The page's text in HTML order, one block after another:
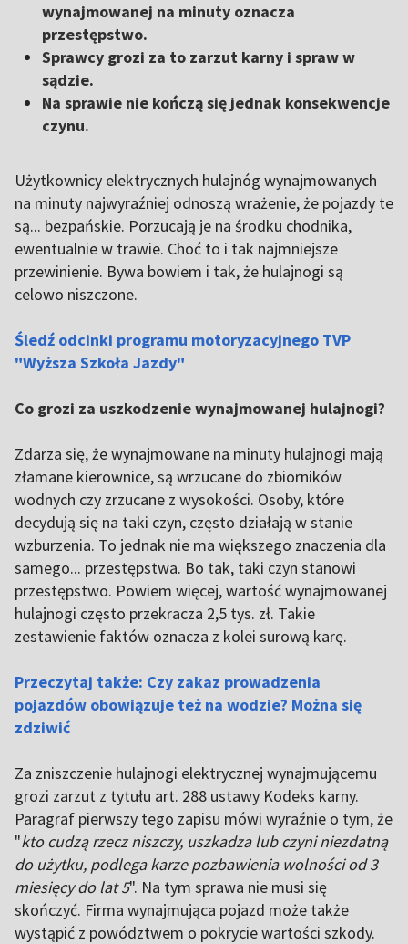
wynajmowanej na minuty oznacza
przestępstwo.
Sprawcy grozi za to zarzut karny i spraw w
sądzie.
Na sprawie nie kończą się jednak konsekwencje
czynu.
Użytkownicy elektrycznych hulajnóg wynajmowanych
na minuty najwyraźniej odnoszą wrażenie, że pojazdy te
są... bezpańskie. Porzucają je na środku chodnika,
ewentualnie w trawie. Choć to i tak najmniejsze
przewinienie. Bywa bowiem i tak, że hulajnogi są
celowo niszczone.
Śledź odcinki programu motoryzacyjnego TVP
"Wyższa Szkoła Jazdy"
Co grozi za uszkodzenie wynajmowanej hulajnogi?
Zdarza się, że wynajmowane na minuty hulajnogi mają
złamane kierownice, są wrzucane do zbiorników
wodnych czy zrzucane z wysokości. Osoby, które
decydują się na taki czyn, często działają w stanie
wzburzenia. To jednak nie ma większego znaczenia dla
samego... przestępstwa. Bo tak, taki czyn stanowi
przestępstwo. Powiem więcej, wartość wynajmowanej
hulajnogi często przekracza 2,5 tys. zł. Takie
zestawienie faktów oznacza z kolei surową karę.
Przeczytaj także: Czy zakaz prowadzenia
pojazdów obowiązuje też na wodzie? Można się
zdziwić
Za zniszczenie hulajnogi elektrycznej wynajmującemu
grozi zarzut z tytułu art. 288 ustawy Kodeks karny.
Paragraf pierwszy tego zapisu mówi wyraźnie o tym, że
"kto cudzą rzecz niszczy, uszkadza lub czyni niezdatną
do użytku, podlega karze pozbawienia wolności od 3
miesięcy do lat 5". Na tym sprawa nie musi się
skończyć. Firma wynajmująca pojazd może także
wystąpić z powództwem o pokrycie wartości szkody.